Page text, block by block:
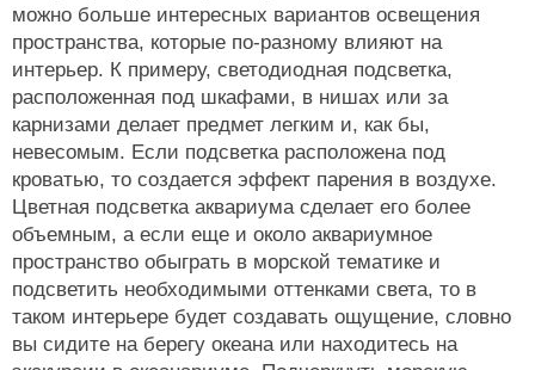
можно больше интересных вариантов освещения
пространства, которые по-разному влияют на
интерьер. К примеру, светодиодная подсветка,
расположенная под шкафами, в нишах или за
карнизами делает предмет легким и, как бы,
невесомым. Если подсветка расположена под
кроватью, то создается эффект парения в воздухе.
Цветная подсветка аквариума сделает его более
объемным, а если еще и около аквариумное
пространство обыграть в морской тематике и
подсветить необходимыми оттенками света, то в
таком интерьере будет создавать ощущение, словно
вы сидите на берегу океана или находитесь на